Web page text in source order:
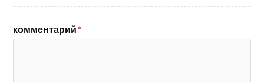
комментарий*